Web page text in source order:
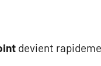
devient